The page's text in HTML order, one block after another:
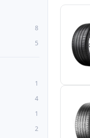
8
5
1
4
1
2